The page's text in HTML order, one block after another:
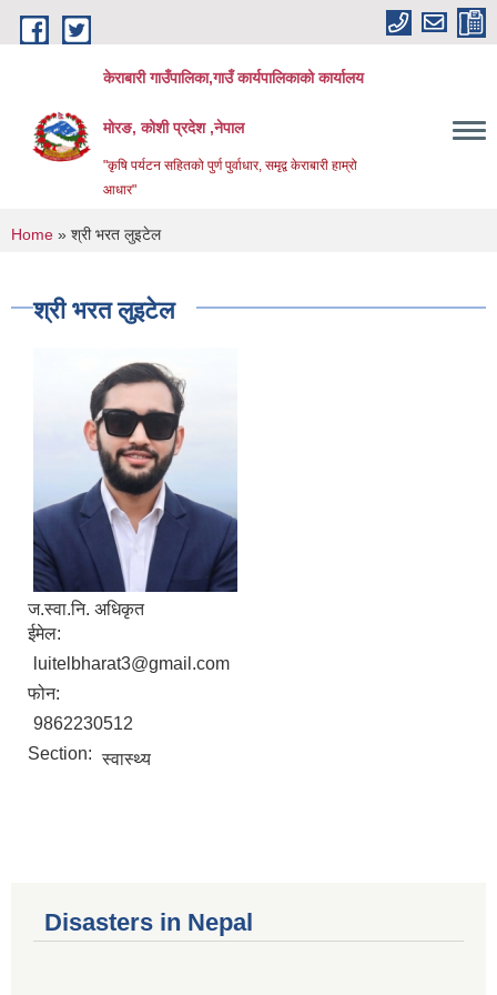
Skip to main content
केराबारी गाउँपालिका,गाउँ कार्यपालिकाको कार्यालय
मोरङ, कोशी प्रदेश ,नेपाल
"कृषि पर्यटन सहितको पुर्ण पुर्वाधार, समृद्व केराबारी हाम्रो
आधार"
You are here
Home » श्री भरत लुइटेल
श्री भरत लुइटेल
ज.स्वा.नि. अधिकृत
ईमेल:
luitelbharat3@gmail.com
फोन:
9862230512
Section: स्वास्थ्य
Disasters in Nepal